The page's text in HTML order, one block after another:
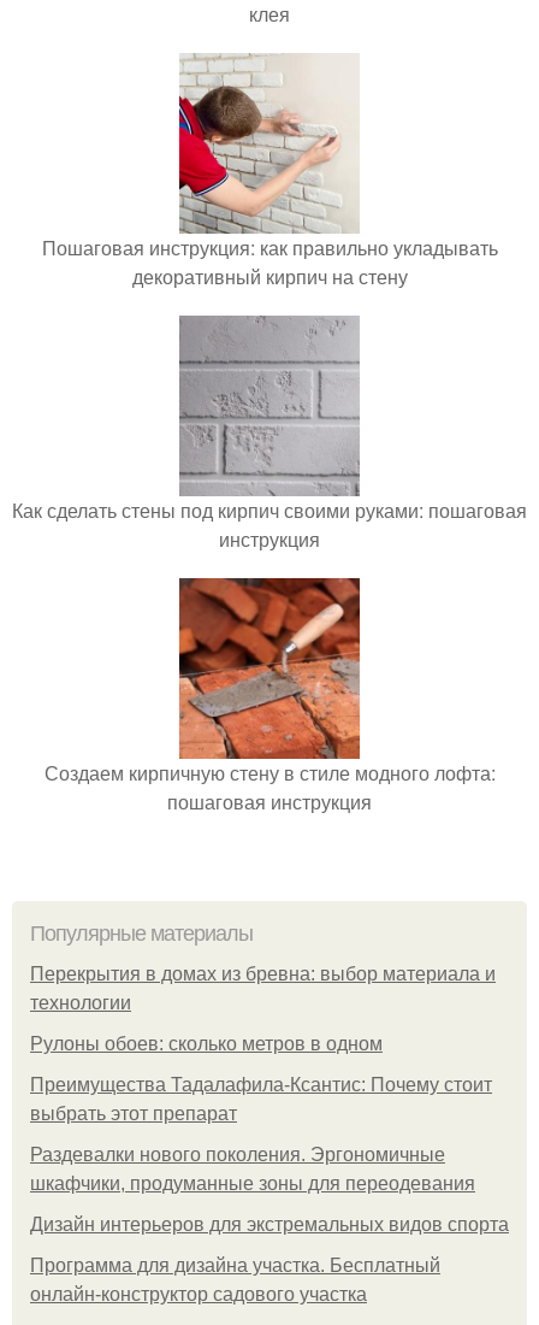
клея
Пошаговая инструкция: как правильно укладывать
декоративный кирпич на стену
Как сделать стены под кирпич своими руками: пошаговая
инструкция
Создаем кирпичную стену в стиле модного лофта:
пошаговая инструкция
Популярные материалы
Перекрытия в домах из бревна: выбор материала и
технологии
Рулоны обоев: сколько метров в одном
Преимущества Тадалафила-Ксантис: Почему стоит
выбрать этот препарат
Раздевалки нового поколения. Эргономичные
шкафчики, продуманные зоны для переодевания
Дизайн интерьеров для экстремальных видов спорта
Программа для дизайна участка. Бесплатный
онлайн-конструктор садового участка